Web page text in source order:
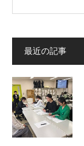
最近の記事